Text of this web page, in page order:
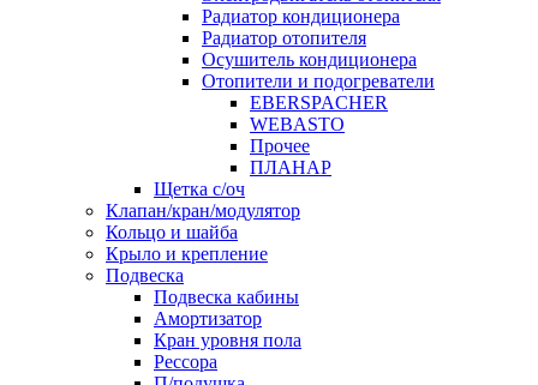
Радиатор кондиционера
Радиатор отопителя
Осушитель кондиционера
Отопители и подогреватели
EBERSPACHER
WEBASTO
Прочее
ПЛАНАР
Щетка с/оч
Клапан/кран/модулятор
Кольцо и шайба
Крыло и крепление
Подвеска
Подвеска кабины
Амортизатор
Кран уровня пола
Рессора